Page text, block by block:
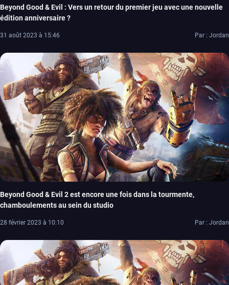
Beyond Good & Evil : Vers un retour du premier jeu avec une nouvelle
édition anniversaire ?
31 août 2023 à 15:46 Par : Jordan
Beyond Good & Evil 2 est encore une fois dans la tourmente,
chamboulements au sein du studio
28 février 2023 à 10:10 Par : Jordan